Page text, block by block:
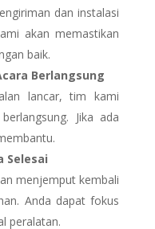
dan instalasi
akan memastikan
baik.
Berlangsung
lancar, tim kami
Jika ada
Selesai
menjemput kembali
Anda dapat fokus
peralatan.